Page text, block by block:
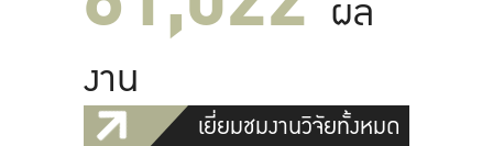
ผล
งาน
เยี่ยมชมงานวิจัยทั้งหมด